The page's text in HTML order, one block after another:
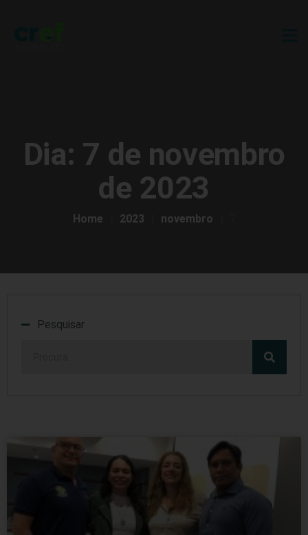
Dia: 7 de novembro
de 2023
Home 2023 novembro
Pesquisar